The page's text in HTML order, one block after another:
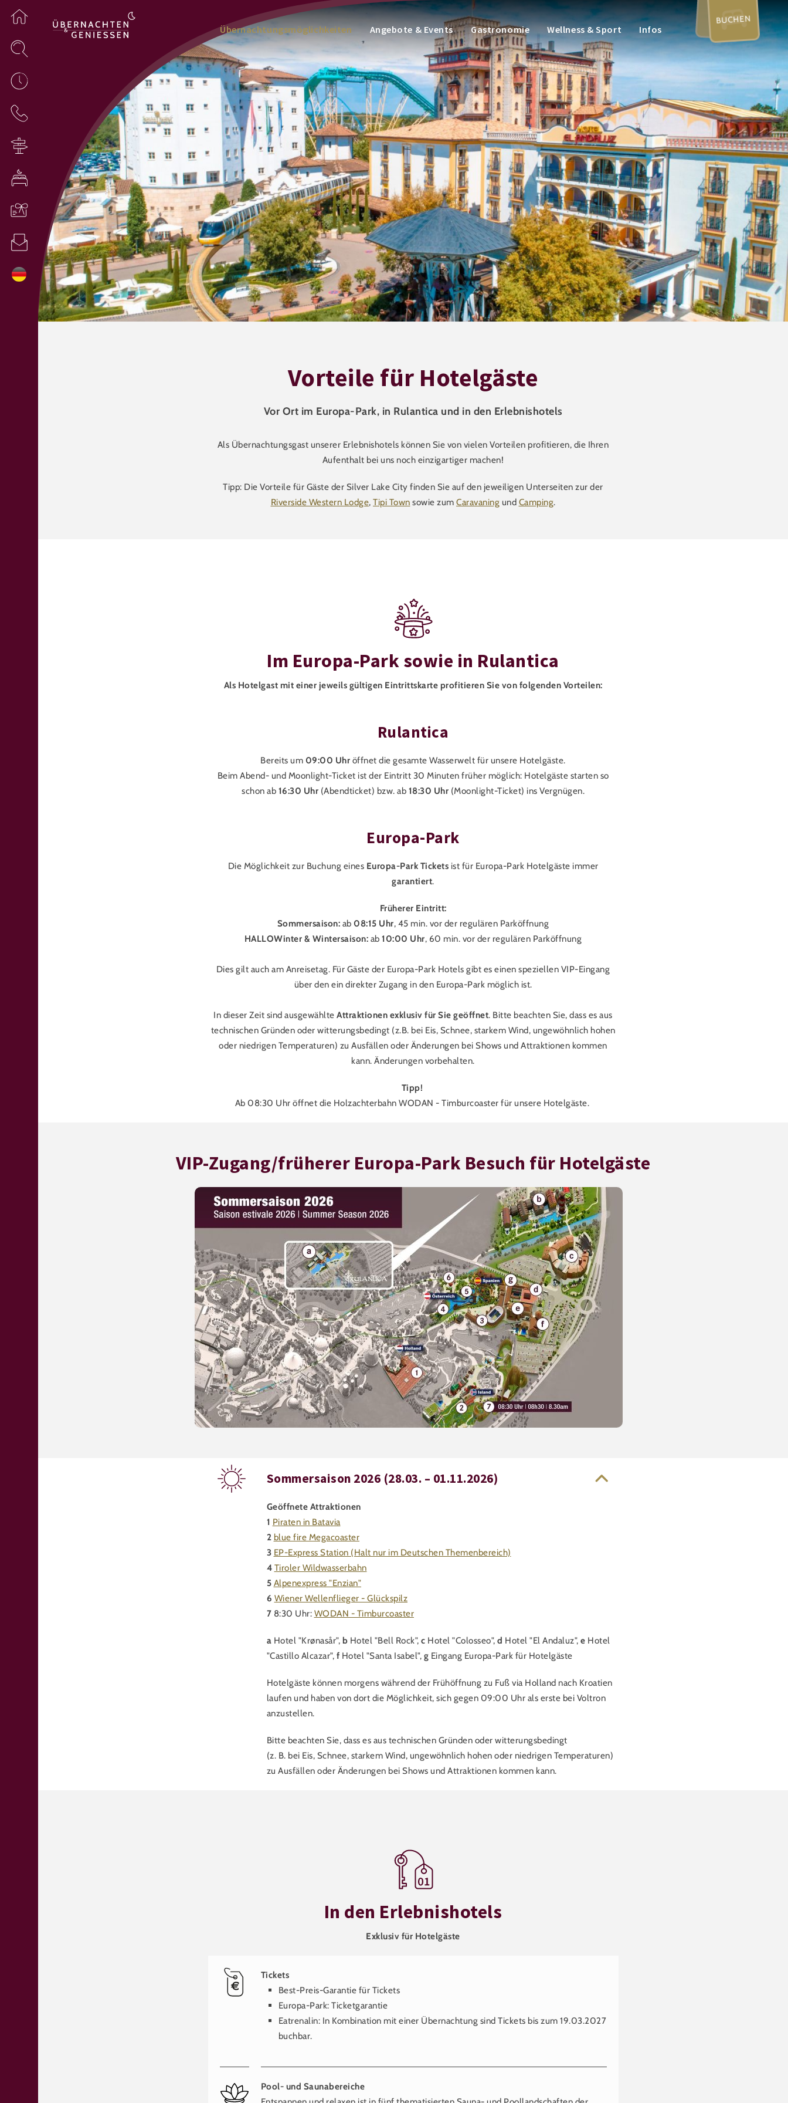
Übernachtungsmöglichkeiten Angebote & Events Gastronomie Wellness & Sport Infos
BUCHEN
Vorteile für Hotelgäste
Vor Ort im Europa-Park, in Rulantica und in den Erlebnishotels
Als Übernachtungsgast unserer Erlebnishotels können Sie von vielen Vorteilen profitieren, die Ihren
Aufenthalt bei uns noch einzigartiger machen!
Tipp: Die Vorteile für Gäste der Silver Lake City finden Sie auf den jeweiligen Unterseiten zur der
Riverside Western Lodge, Tipi Town sowie zum Caravaning und Camping.
Im Europa-Park sowie in Rulantica
Als Hotelgast mit einer jeweils gültigen Eintrittskarte profitieren Sie von folgenden Vorteilen:
Rulantica
Bereits um 09:00 Uhr öffnet die gesamte Wasserwelt für unsere Hotelgäste.
Beim Abend- und Moonlight-Ticket ist der Eintritt 30 Minuten früher möglich: Hotelgäste starten so
schon ab 16:30 Uhr (Abendticket) bzw. ab 18:30 Uhr (Moonlight-Ticket) ins Vergnügen.
Europa-Park
Die Möglichkeit zur Buchung eines Europa-Park Tickets ist für Europa-Park Hotelgäste immer
garantiert.
Früherer Eintritt:
Sommersaison: ab 08:15 Uhr, 45 min. vor der regulären Parköffnung
HALLOWinter & Wintersaison: ab10:00 Uhr, 60 min. vor der regulären Parköffnung
Dies gilt auch am Anreisetag. Für Gäste der Europa-Park Hotels gibt es einen speziellen VIP-Eingang
über den ein direkter Zugang in den Europa-Park möglich ist.
In dieser Zeit sind ausgewählteAttraktionen exklusiv für Sie geöffnet. Bitte beachten Sie, dass es aus
technischen Gründen oder witterungsbedingt (z.B. bei Eis, Schnee, starkem Wind, ungewöhnlich hohen
oder niedrigen Temperaturen) zu Ausfällen oder Änderungen bei Shows und Attraktionen kommen
kann. Änderungen vorbehalten.
Tipp!
Ab 08:30 Uhr öffnet die Holzachterbahn WODAN - Timburcoaster für unsere Hotelgäste.
VIP-Zugang/früherer Europa-Park Besuch für Hotelgäste
Sommersaison 2026 (28.03. – 01.11.2026)
Geöffnete Attraktionen
1 Piraten in Batavia
2 blue fire Megacoaster
3 EP-Express Station (Halt nur im Deutschen Themenbereich)
4 Tiroler Wildwasserbahn
5 Alpenexpress "Enzian"
6 Wiener Wellenflieger - Glückspilz
7 8:30 Uhr: WODAN - Timburcoaster
a Hotel "Krønasår", b Hotel "Bell Rock", c Hotel "Colosseo", d Hotel "El Andaluz", e Hotel
"Castillo Alcazar", f Hotel "Santa Isabel", g Eingang Europa-Park für Hotelgäste
Hotelgäste können morgens während der Frühöffnung zu Fuß via Holland nach Kroatien
laufen und haben von dort die Möglichkeit, sich gegen 09:00 Uhr als erste bei Voltron
anzustellen.
Bitte beachten Sie, dass es aus technischen Gründen oder witterungsbedingt
(z. B. bei Eis, Schnee, starkem Wind, ungewöhnlich hohen oder niedrigen Temperaturen)
zu Ausfällen oder Änderungen bei Shows und Attraktionen kommen kann.
In den Erlebnishotels
Exklusiv für Hotelgäste
Tickets
Best-Preis-Garantie für Tickets
Europa-Park: Ticketgarantie
Eatrenalin: In Kombination mit einer Übernachtung sind Tickets bis zum 19.03.2027
buchbar.
Pool- und Saunabereiche